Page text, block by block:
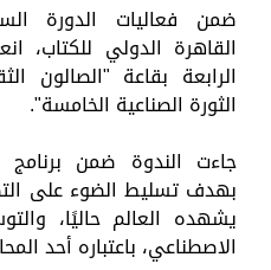
ضمن فعاليات الدورة
القاهرة الدولي للكتاب،
الرابعة بقاعة "الصالون
الثورة الصناعية الخامسة".
جاءت الندوة ضمن برنامج
بهدف تسليط الضوء على
يشهده العالم حاليًا،
الاصطناعي، باعتباره أحد